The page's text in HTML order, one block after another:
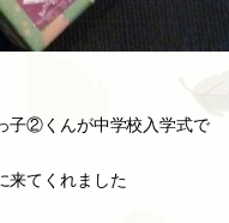
子②くんが中学校入学式で
来てくれました